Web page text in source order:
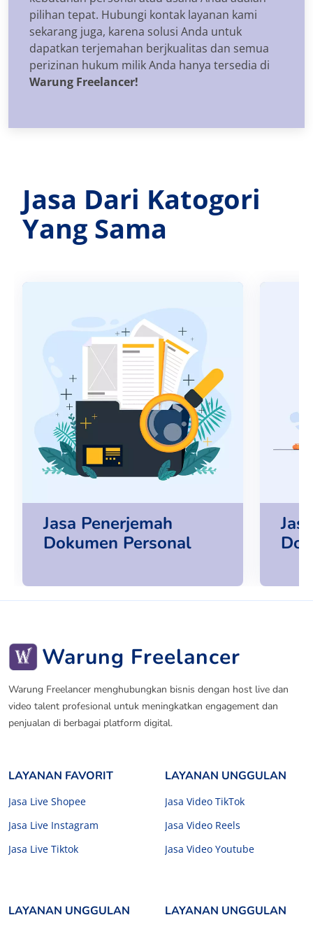
pilihan tepat. Hubungi kontak layanan kami
sekarang juga, karena solusi Anda untuk
dapatkan terjemahan berjkualitas dan semua
perizinan hukum milik Anda hanya tersedia di
Warung Freelancer!
Jasa Dari Katogori
Yang Sama
Jasa Penerjemah
Dokumen Personal
Warung Freelancer
Warung Freelancer menghubungkan bisnis dengan host live dan
video talent profesional untuk meningkatkan engagement dan
penjualan di berbagai platform digital.
LAYANAN FAVORIT
Jasa Live Shopee
Jasa Live Instagram
Jasa Live Tiktok
LAYANAN UNGGULAN
Jasa Video TikTok
Jasa Video Reels
Jasa Video Youtube
LAYANAN UNGGULAN LAYANAN UNGGULAN